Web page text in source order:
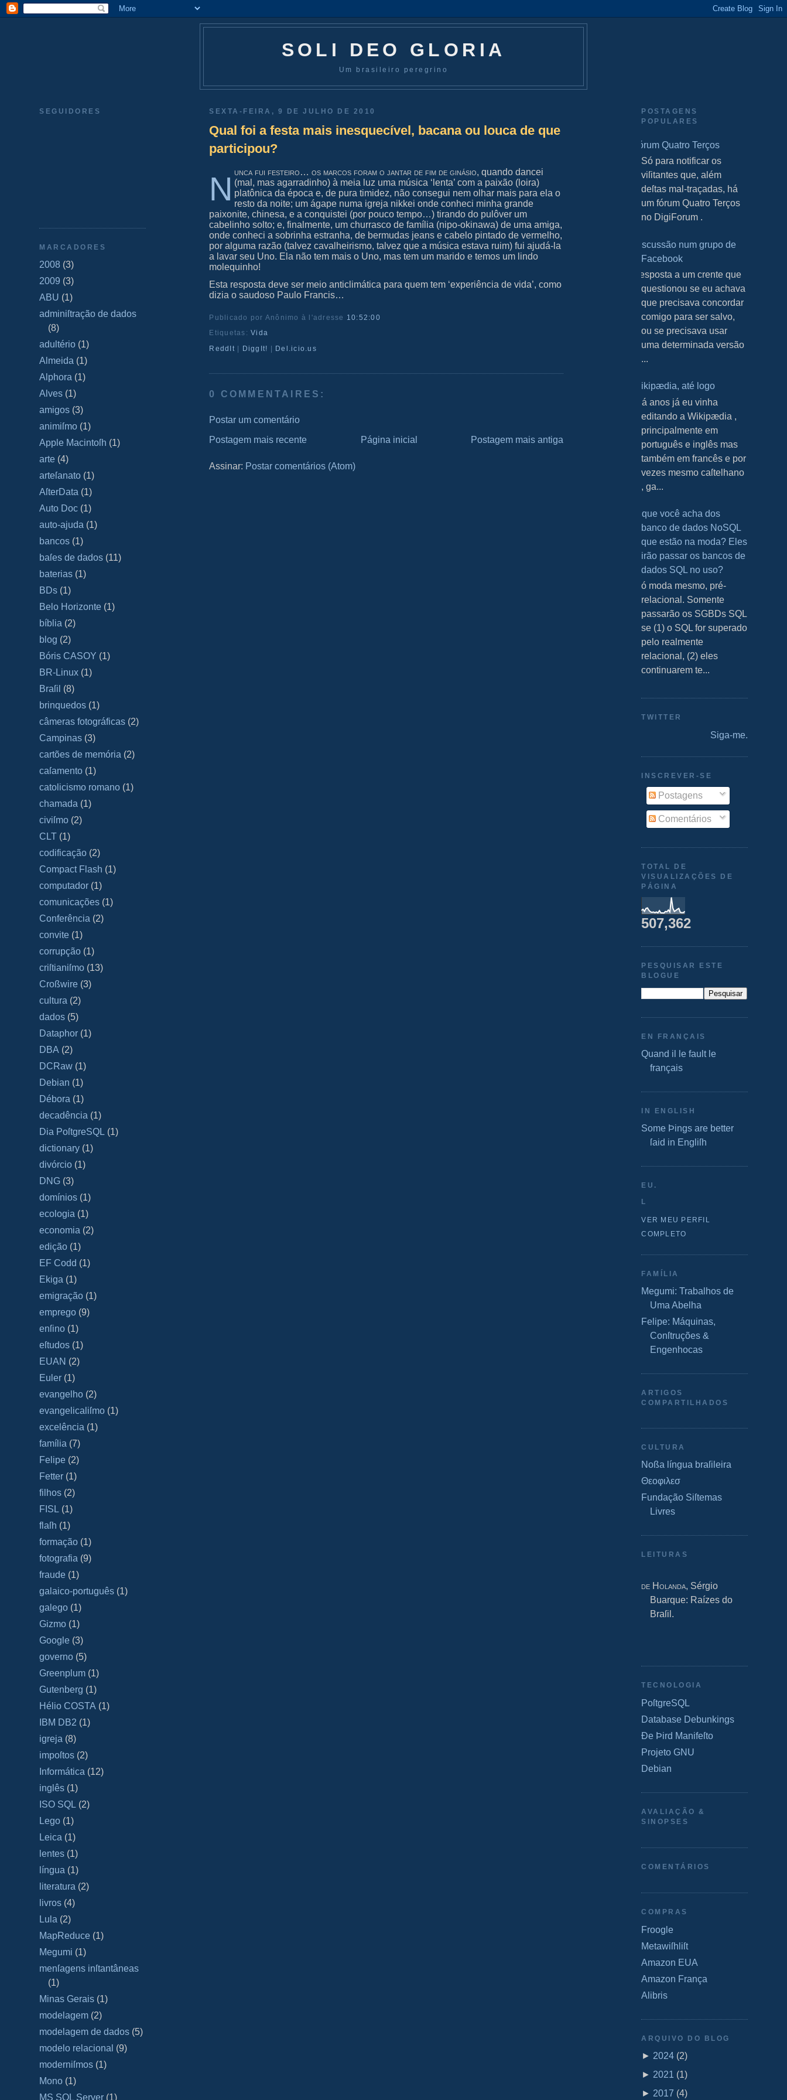
SOLI DEO GLORIA
Um brasileiro peregrino
SEGUIDORES
MARCADORES
2008 (3)
2009 (3)
ABU (1)
adminiſtração de dados
(8)
adultério (1)
Almeida (1)
Alphora (1)
Alves (1)
amigos (3)
animiſmo (1)
Apple Macintoſh (1)
arte (4)
arteſanato (1)
AſterData (1)
Auto Doc (1)
auto-ajuda (1)
bancos (1)
baſes de dados (11)
baterias (1)
BDs (1)
Belo Horizonte (1)
bíblia (2)
blog (2)
Bóris CASOY (1)
BR-Linux (1)
Braſil (8)
brinquedos (1)
câmeras fotográficas (2)
Campinas (3)
cartões de memória (2)
caſamento (1)
catolicismo romano (1)
chamada (1)
civiſmo (2)
CLT (1)
codificação (2)
Compact Flash (1)
computador (1)
comunicações (1)
Conferência (2)
convite (1)
corrupção (1)
criſtianiſmo (13)
Croßwire (3)
cultura (2)
dados (5)
Dataphor (1)
DBA (2)
DCRaw (1)
Debian (1)
Débora (1)
decadência (1)
Dia PoſtgreSQL (1)
dictionary (1)
divórcio (1)
DNG (3)
domínios (1)
ecologia (1)
economia (2)
edição (1)
EF Codd (1)
Ekiga (1)
emigração (1)
emprego (9)
enſino (1)
eſtudos (1)
EUAN (2)
Euler (1)
evangelho (2)
evangelicaliſmo (1)
excelência (1)
família (7)
Felipe (2)
Fetter (1)
filhos (2)
FISL (1)
flaſh (1)
formação (1)
fotografia (9)
fraude (1)
galaico‐português (1)
galego (1)
Gizmo (1)
Google (3)
governo (5)
Greenplum (1)
Gutenberg (1)
Hélio COSTA (1)
IBM DB2 (1)
igreja (8)
impoſtos (2)
Informática (12)
inglês (1)
ISO SQL (2)
Lego (1)
Leica (1)
lentes (1)
língua (1)
literatura (2)
livros (4)
Lula (2)
MapReduce (1)
Megumi (1)
menſagens inſtantâneas
(1)
Minas Gerais (1)
modelagem (2)
modelagem de dados (5)
modelo relacional (9)
moderniſmos (1)
Mono (1)
MS SQL Server (1)
SEXTA-FEIRA, 9 DE JULHO DE 2010
Qual foi a festa mais inesquecível, bacana ou louca de que
participou?
N unca fui festeiro… os marcos foram o jantar de fim de ginásio, quando dancei
(mal, mas agarradinho) à meia luz uma música ‘lenta’ com a paixão (loira)
platônica da época e, de pura timidez, não consegui nem olhar mais para ela o
resto da noite; um ágape numa igreja nikkei onde conheci minha grande
paixonite, chinesa, e a conquistei (por pouco tempo…) tirando do pulôver um
cabelinho solto; e, finalmente, um churrasco de família (nipo-okinawa) de uma amiga,
onde conheci a sobrinha estranha, de bermudas jeans e cabelo pintado de vermelho,
por alguma razão (talvez cavalheirismo, talvez que a música estava ruim) fui ajudá-la
a lavar seu Uno. Ela não tem mais o Uno, mas tem um marido e temos um lindo
molequinho!
Esta resposta deve ser meio anticlimática para quem tem ‘experiência de vida’, como
dizia o saudoso Paulo Francis…
Publicado por Anônimo à l'adresse 10:52:00
Etiquetas:Vida
ReddIt | DiggIt! | Del.icio.us
0 COMMENTAIRES:
Postar um comentário
Postagem mais recente
Postagem mais antiga
Página inicial
Assinar: Postar comentários (Atom)
POSTAGENS
POPULARES
Fórum Quatro Terços
S Só para notificar os
viſitantes que, além
deſtas mal-traçadas, há
um fórum Quatro Terços
no DigiForum .
Discussão num grupo de
Facebook
Resposta a um crente que
questionou se eu achava
que precisava concordar
comigo para ser salvo,
ou se precisava usar
uma determinada versão
...
Wikipædia, até logo
H á anos já eu vinha
editando a Wikipædia ,
principalmente em
português e inglês mas
também em francês e por
vezes mesmo caſtelhano
, ga...
O que você acha dos
banco de dados NoSQL
que estão na moda? Eles
irão passar os bancos de
dados SQL no uso?
S ó moda mesmo, pré-
relacional. Somente
passarão os SGBDs SQL
se (1) o SQL for superado
pelo realmente
relacional, (2) eles
continuarem te...
TWITTER
Siga-me.
INSCREVER-SE
Postagens
Comentários
TOTAL DE
VISUALIZAÇÕES DE
PÁGINA
507,362
PESQUISAR ESTE
BLOGUE
EN FRANÇAIS
Quand il le fault le
français
IN ENGLISH
Some Þings are better
ſaid in Engliſh
EU.
L
VER MEU PERFIL
COMPLETO
FAMÍLIA
Megumi: Trabalhos de
Uma Abelha
Felipe: Máquinas,
Conſtruções &
Engenhocas
ARTIGOS
COMPARTILHADOS
CULTURA
Noßa língua braſileira
Θεοφιλεσ
Fundação Siſtemas
Livres
LEITURAS
de Holanda, Sérgio
Buarque: Raízes do
Braſil.
TECNOLOGIA
PoſtgreSQL
Database Debunkings
Ðe Þird Manifeſto
Projeto GNU
Debian
AVALIAÇÃO &
SINOPSES
COMENTÁRIOS
COMPRAS
Froogle
Metawiſhliſt
Amazon EUA
Amazon França
Alibris
ARQUIVO DO BLOG
► 2024 (2)
► 2021 (1)
► 2017 (4)